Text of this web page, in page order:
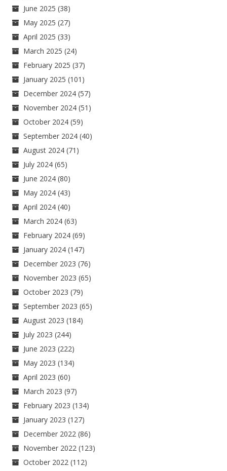
June 2025 (38)
May 2025 (27)
April 2025 (33)
March 2025 (24)
February 2025 (37)
January 2025 (101)
December 2024 (57)
November 2024 (51)
October 2024 (59)
September 2024 (40)
August 2024 (71)
July 2024 (65)
June 2024 (80)
May 2024 (43)
April 2024 (40)
March 2024 (63)
February 2024 (69)
January 2024 (147)
December 2023 (76)
November 2023 (65)
October 2023 (79)
September 2023 (65)
August 2023 (184)
July 2023 (244)
June 2023 (222)
May 2023 (134)
April 2023 (60)
March 2023 (97)
February 2023 (134)
January 2023 (127)
December 2022 (86)
November 2022 (123)
October 2022 (112)